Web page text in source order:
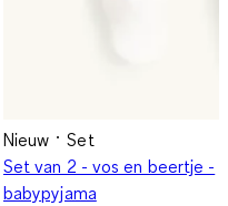
Nieuw
Set
Set van 2 - vos en beertje -
babypyjama